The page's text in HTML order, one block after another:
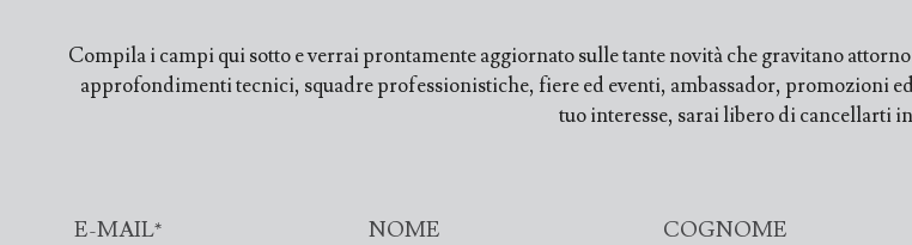
Compila i campi qui sotto e verrai prontamente aggiornato sulle tante novità che gravitano
approfondimenti tecnici, squadre professionistiche, fiere ed eventi, ambassador, promozioni
tuo interesse, sarai libero di cancellarti